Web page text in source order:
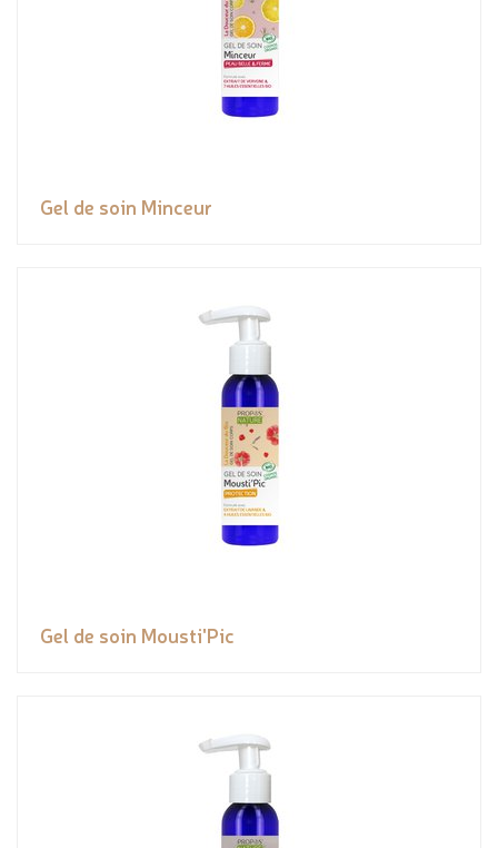
Gel de soin Minceur
Gel de soin Mousti'Pic